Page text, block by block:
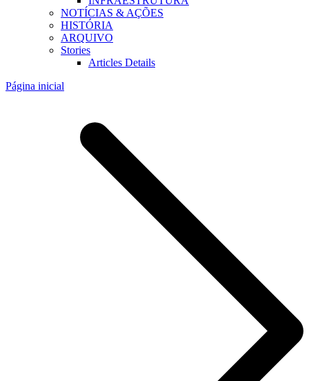
NOTÍCIAS & AÇÕES
HISTÓRIA
ARQUIVO
Stories
Articles Details
Página inicial